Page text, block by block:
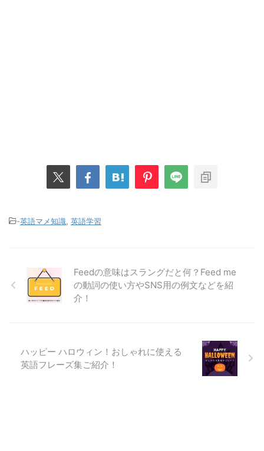
-英語マメ知識 英語学習
Feedの意味はスラングだと何？Feed me
の動詞の使い方やSNS用の例文などを紹
介！
ハッピー ハロウィン！おしゃれに使える
英語フレーズ集ご紹介！